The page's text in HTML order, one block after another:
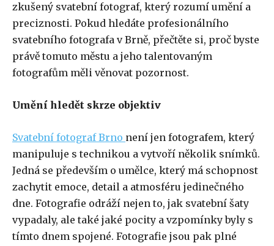
zkušený svatební fotograf, který rozumí umění a
preciznosti. Pokud hledáte profesionálního
svatebního fotografa v Brně, přečtěte si, proč byste
právě tomuto městu a jeho talentovaným
fotografům měli věnovat pozornost.
Umění hledět skrze objektiv
Svatební fotograf Brno není jen fotografem, který
manipuluje s technikou a vytvoří několik snímků.
Jedná se především o umělce, který má schopnost
zachytit emoce, detail a atmosféru jedinečného
dne. Fotografie odráží nejen to, jak svatební šaty
vypadaly, ale také jaké pocity a vzpomínky byly s
tímto dnem spojené. Fotografie jsou pak plné